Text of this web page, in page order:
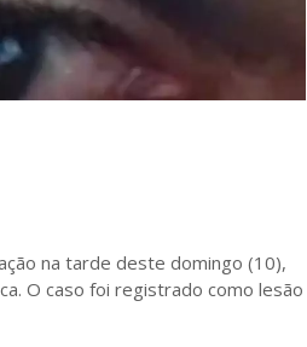
na tarde deste domingo (10),
O caso foi registrado como lesão